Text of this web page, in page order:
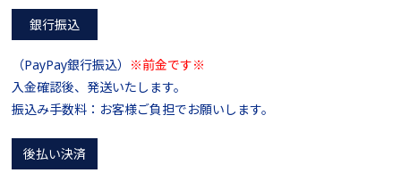
銀行振込
（PayPay銀行振込） ※前金です※
入金確認後、発送いたします。
振込み手数料：お客様ご負担でお願いします。
後払い決済